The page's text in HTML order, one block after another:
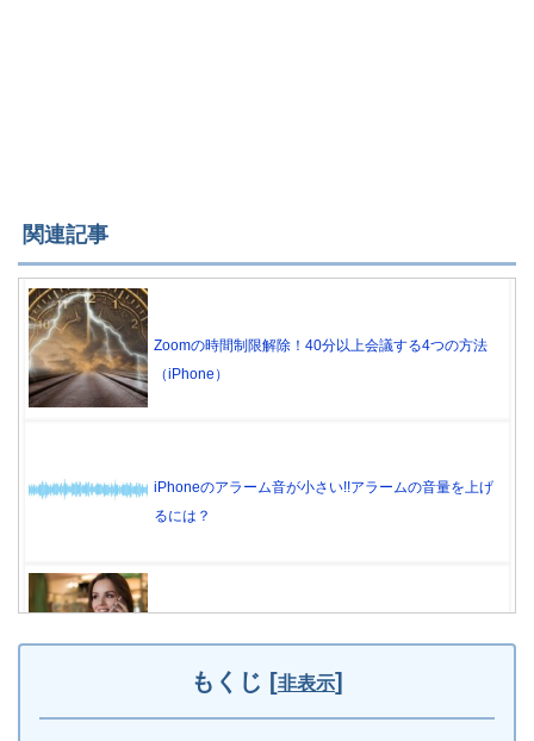
関連記事
Zoomの時間制限解除！40分以上会議する4つの方法
（iPhone）
iPhoneのアラーム音が小さい!!アラームの音量を上げ
るには？
もくじ [非表示]